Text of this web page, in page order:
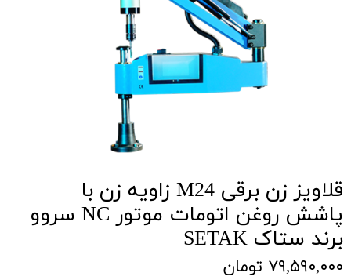
قلاویز زن برقی M24 زاویه زن با
پاشش روغن اتومات موتور NC سروو
برند ستاک SETAK
۷۹,۵۹۰,۰۰۰ تومان